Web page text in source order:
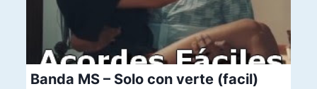
Banda MS – Solo con verte (facil)